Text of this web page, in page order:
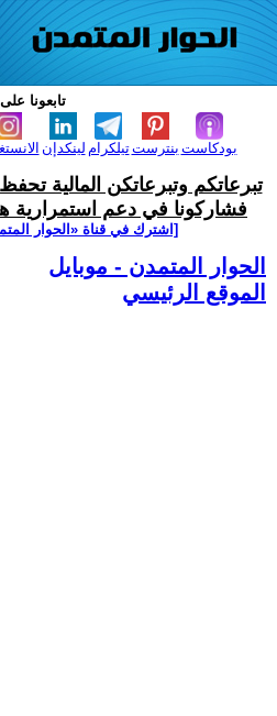
تابعونا
لينكدإن تيلكرامبنترست بودكاست
تبرعاتكم وتبرعاتكن المالية
فشاركونا في دعم استمرارية
[اشترك في قناة ‫«الحوار
الحوار المتمدن - موبايل
الموقع الرئيسي